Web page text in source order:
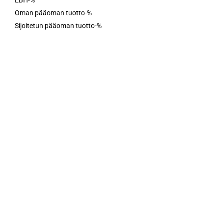
Oman pääoman tuotto-%
Sijoitetun pääoman tuotto-%